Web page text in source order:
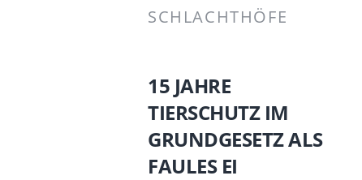
SCHLACHTHÖFE
15 JAHRE
TIERSCHUTZ IM
GRUNDGESETZ ALS
FAULES EI